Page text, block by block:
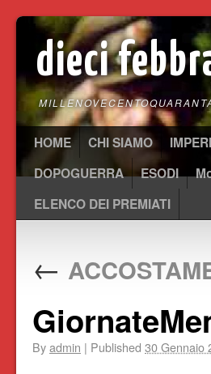
dieci
HOME CHI SIAMO
DOPOGUERRA
ESODI
ELENCO DEI PREMIATI
←
Byadmin | Published 30 Gennaio